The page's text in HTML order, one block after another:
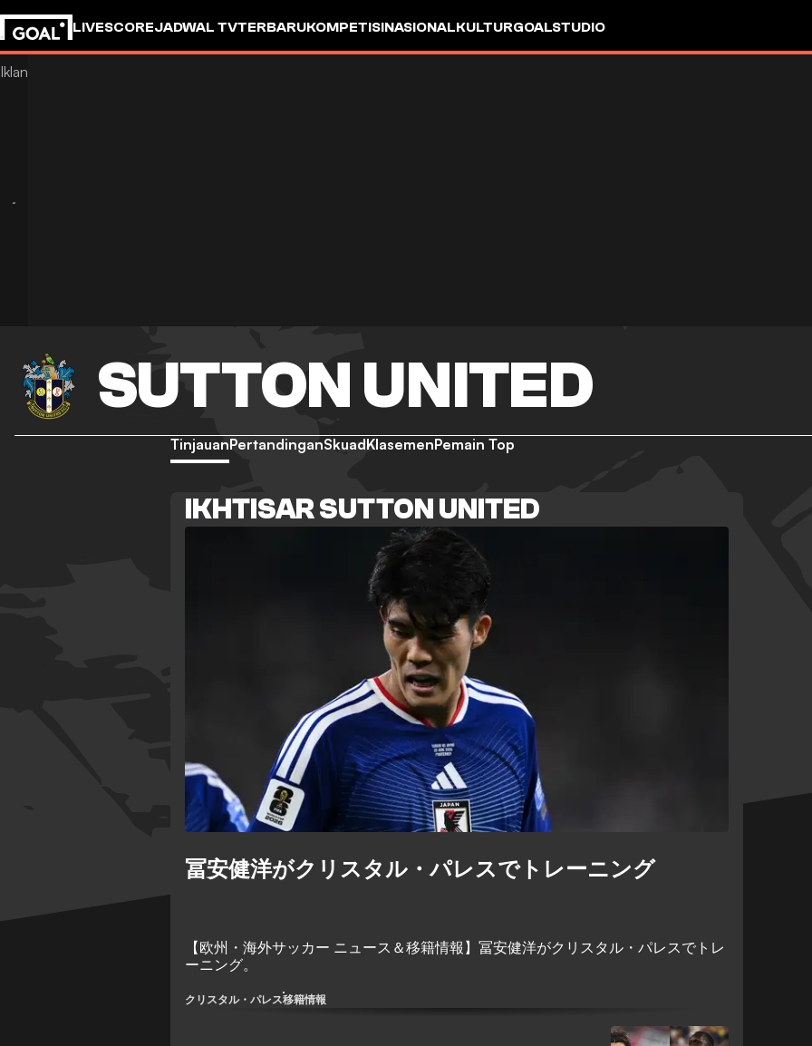
LIVESCOREJADWAL TVTERBARUKOMPETISINASIONALKULTURGOALSTUDIO
SUTTON UNITED
TinjauanPertandinganSkuadKlasemenPemain Top
IKHTISAR SUTTON UNITED
冨安健洋がクリスタル・パレスでトレーニング
【欧州・海外サッカー ニュース＆移籍情報】冨安健洋がクリスタル・パレスでトレ
ーニング。
クリスタル・パレス移籍情報